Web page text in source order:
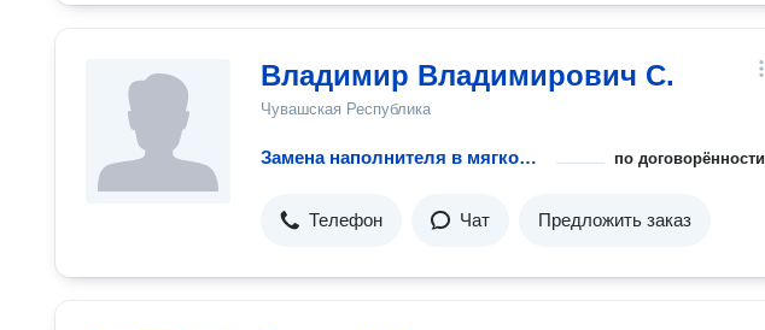
Владимир Владимирович С.
Чувашская Республика
Замена наполнителя в мягкой мебели по договорённости
Телефон Чат Предложить заказ